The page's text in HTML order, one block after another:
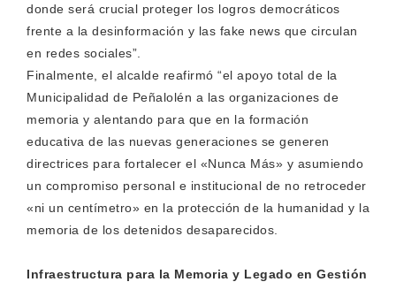
donde será crucial proteger los logros democráticos
frente a la desinformación y las fake news que circulan
en redes sociales”.
Finalmente, el alcalde reafirmó “el apoyo total de la
Municipalidad de Peñalolén a las organizaciones de
memoria y alentando para que en la formación
educativa de las nuevas generaciones se generen
directrices para fortalecer el «Nunca Más» y asumiendo
un compromiso personal e institucional de no retroceder
«ni un centímetro» en la protección de la humanidad y la
memoria de los detenidos desaparecidos.
Infraestructura para la Memoria y Legado en Gestión